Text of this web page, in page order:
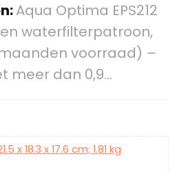
Aqua Optima EPS212
waterfilterpatroon,
maanden voorraad) –
meer dan 0,9…
x 18.3 x 17.6 cm; 1.81 kg